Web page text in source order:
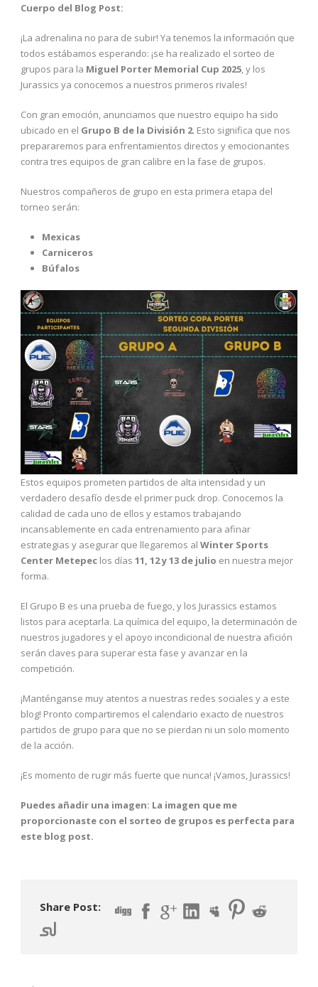
Cuerpo del Blog Post:
¡La adrenalina no para de subir! Ya tenemos la información que
todos estábamos esperando: ¡se ha realizado el sorteo de
grupos para la Miguel Porter Memorial Cup 2025, y los
Jurassics ya conocemos a nuestros primeros rivales!
Con gran emoción, anunciamos que nuestro equipo ha sido
ubicado en el Grupo B de la División 2. Esto significa que nos
prepararemos para enfrentamientos directos y emocionantes
contra tres equipos de gran calibre en la fase de grupos.
Nuestros compañeros de grupo en esta primera etapa del
torneo serán:
Mexicas
Carniceros
Búfalos
Estos equipos prometen partidos de alta intensidad y un
verdadero desafío desde el primer puck drop. Conocemos la
calidad de cada uno de ellos y estamos trabajando
incansablemente en cada entrenamiento para afinar
estrategias y asegurar que llegaremos al Winter Sports
Center Metepec los días 11, 12 y 13 de julio en nuestra mejor
forma.
El Grupo B es una prueba de fuego, y los Jurassics estamos
listos para aceptarla. La química del equipo, la determinación de
nuestros jugadores y el apoyo incondicional de nuestra afición
serán claves para superar esta fase y avanzar en la
competición.
¡Manténganse muy atentos a nuestras redes sociales y a este
blog! Pronto compartiremos el calendario exacto de nuestros
partidos de grupo para que no se pierdan ni un solo momento
de la acción.
¡Es momento de rugir más fuerte que nunca! ¡Vamos, Jurassics!
Puedes añadir una imagen: La imagen que me
proporcionaste con el sorteo de grupos es perfecta para
este blog post.
Share Post: